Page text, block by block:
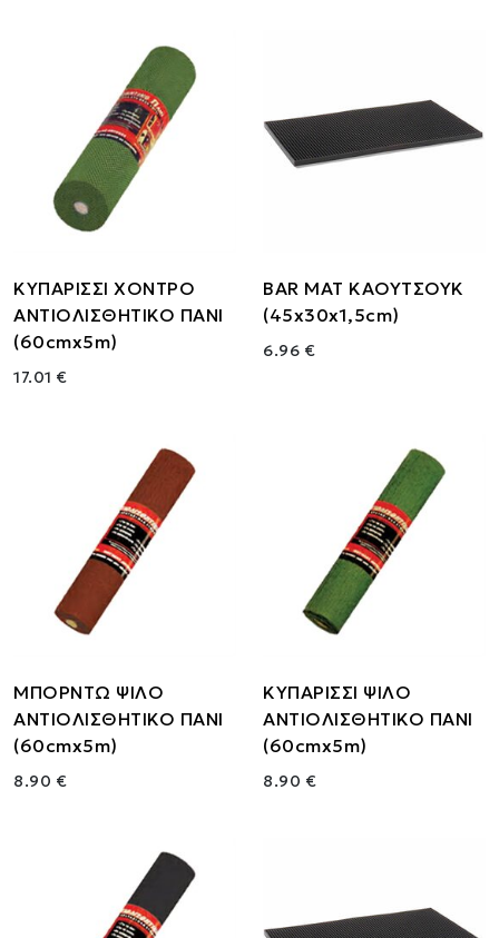
ΚΥΠΑΡΙΣΣΙ ΧΟΝΤΡΟ
ΑΝΤΙΟΛΙΣΘΗΤΙΚΟ ΠΑΝΙ
(60cmx5m)
17.01 €
BAR MAT ΚΑΟΥΤΣΟΥΚ
(45x30x1,5cm)
6.96 €
ΜΠΟΡΝΤΩ ΨΙΛΟ
ΑΝΤΙΟΛΙΣΘΗΤΙΚΟ ΠΑΝΙ
(60cmx5m)
8.90 €
ΚΥΠΑΡΙΣΣΙ ΨΙΛΟ
ΑΝΤΙΟΛΙΣΘΗΤΙΚΟ ΠΑΝΙ
(60cmx5m)
8.90 €